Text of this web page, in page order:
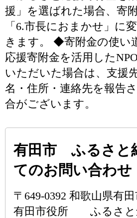
援」を選ばれた場合、寄
「6.市長におまかせ」に
きます。 ◆寄附金の使い
応援寄附金を活用した
いただいた場合は、支援
名・住所・連絡先を報告
合がございます。
有田市 ふるさと
てのお問い合わせ
〒649-0392 和歌山県有
有田市役所 ふるさと